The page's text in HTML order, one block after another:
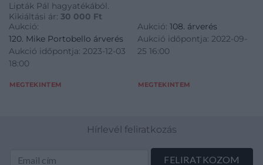
Lipták Pál hagyatékából.
Kikiáltási ár: 30 000 Ft
Aukció:
120. Mike Portobello árverés
Aukció időpontja: 2023-12-03
18:00
MEGTEKINTEM
Aukció: 108. árverés
Aukció időpontja: 2022-09-
25 16:00
MEGTEKINTEM
Hírlevél feliratkozás